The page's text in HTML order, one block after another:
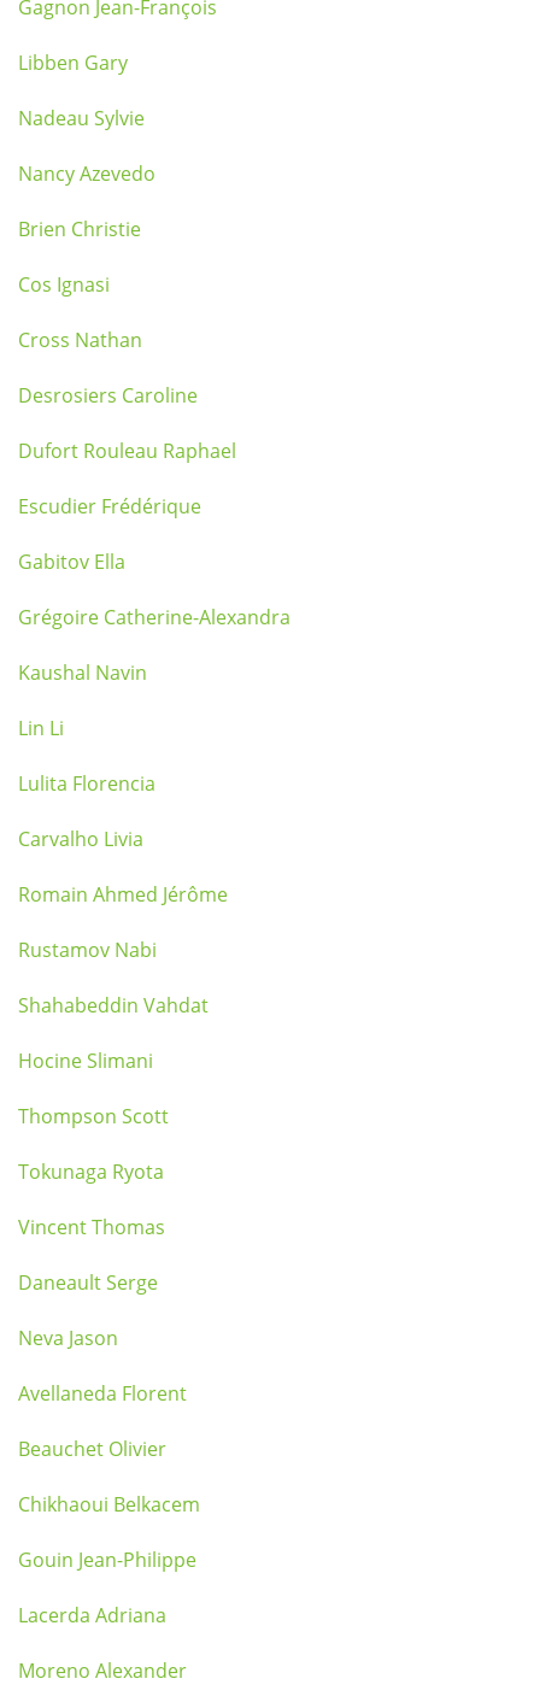
Gagnon Jean-François
Libben Gary
Nadeau Sylvie
Nancy Azevedo
Brien Christie
Cos Ignasi
Cross Nathan
Desrosiers Caroline
Dufort Rouleau Raphael
Escudier Frédérique
Gabitov Ella
Grégoire Catherine-Alexandra
Kaushal Navin
Lin Li
Lulita Florencia
Carvalho Livia
Romain Ahmed Jérôme
Rustamov Nabi
Shahabeddin Vahdat
Hocine Slimani
Thompson Scott
Tokunaga Ryota
Vincent Thomas
Daneault Serge
Neva Jason
Avellaneda Florent
Beauchet Olivier
Chikhaoui Belkacem
Gouin Jean-Philippe
Lacerda Adriana
Moreno Alexander